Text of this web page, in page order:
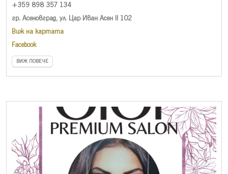
+359 898 357 134
гр. Асеновград, ул. Цар Иван Асен II 102
Виж на картата
Facebook
ВИЖ ПОВЕЧЕ